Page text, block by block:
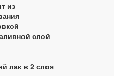
из
слой
лак в 2 слоя